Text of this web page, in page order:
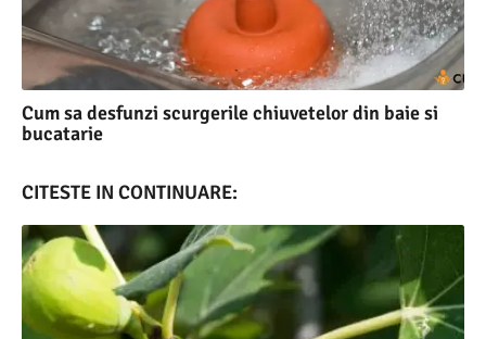
Cum sa desfunzi scurgerile chiuvetelor din baie si
bucatarie
CITESTE IN CONTINUARE: